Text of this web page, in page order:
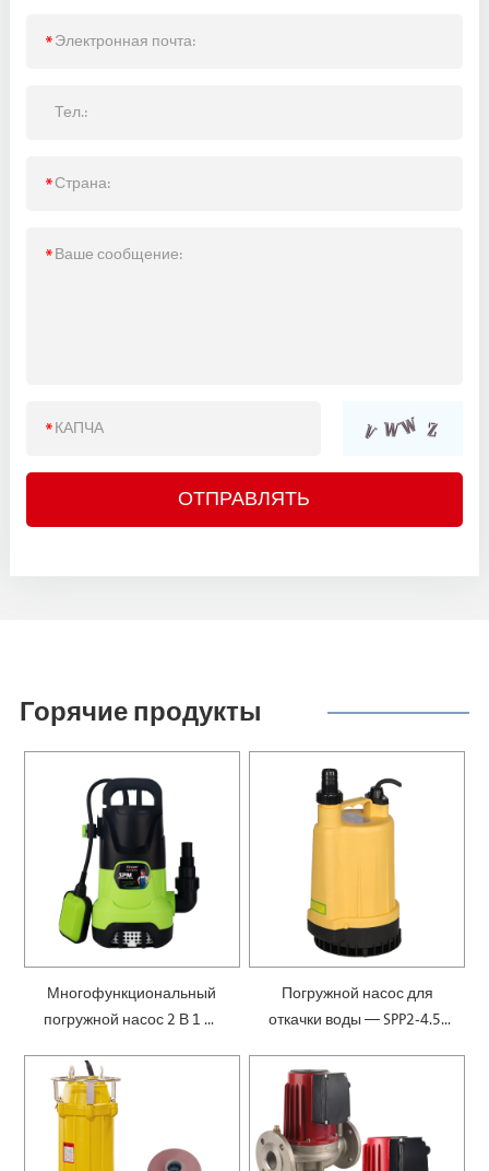
Горячие продукты
Многофункциональный
погружной насос 2 В 1 —
Погружной насос для
откачки воды — SPP2-4.5-